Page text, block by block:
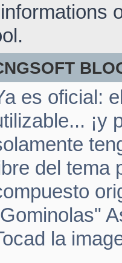
es oficial:
¡y
del tema
la